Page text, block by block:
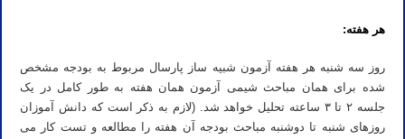
هر هفته:
روز سه شنبه هر هفته آزمون شبیه ساز پارسال مربوط به بودجه مشخص
شده برای همان مباحث شیمی آزمون همان هفته به طور کامل در یک
جلسه ۲ تا ۳ ساعته تحلیل خواهد شد. (لازم به ذکر است که دانش آموزان
روزهای شنبه تا دوشنبه مباحث بودجه آن هفته را مطالعه و تست کار می